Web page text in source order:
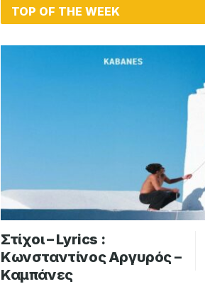
TOP OF THE WEEK
Στίχοι – Lyrics :
Κωνσταντίνος Αργυρός –
Καμπάνες